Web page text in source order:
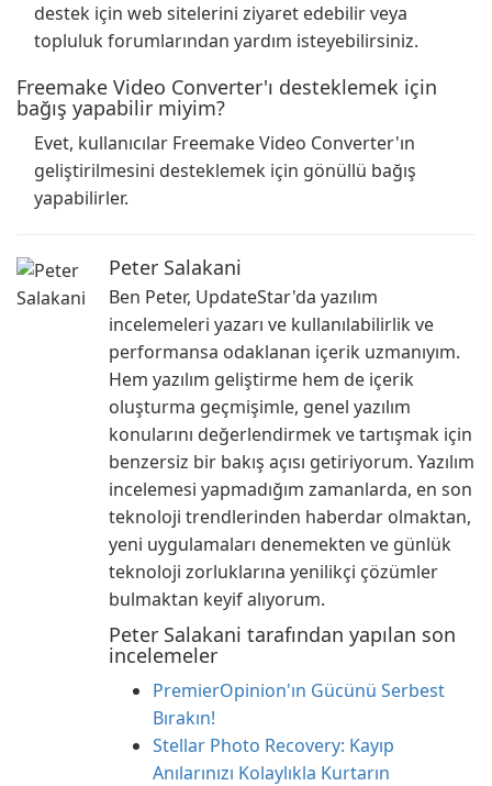
destek için web sitelerini ziyaret edebilir veya
topluluk forumlarından yardım isteyebilirsiniz.
Freemake Video Converter'ı desteklemek için
bağış yapabilir miyim?
Evet, kullanıcılar Freemake Video Converter'ın
geliştirilmesini desteklemek için gönüllü bağış
yapabilirler.
Peter Salakani
Ben Peter, UpdateStar'da yazılım
incelemeleri yazarı ve kullanılabilirlik ve
performansa odaklanan içerik uzmanıyım.
Hem yazılım geliştirme hem de içerik
oluşturma geçmişimle, genel yazılım
konularını değerlendirmek ve tartışmak için
benzersiz bir bakış açısı getiriyorum. Yazılım
incelemesi yapmadığım zamanlarda, en son
teknoloji trendlerinden haberdar olmaktan,
yeni uygulamaları denemekten ve günlük
teknoloji zorluklarına yenilikçi çözümler
bulmaktan keyif alıyorum.
Peter Salakani tarafından yapılan son
incelemeler
PremierOpinion'ın Gücünü Serbest
Bırakın!
Stellar Photo Recovery: Kayıp
Anılarınızı Kolaylıkla Kurtarın